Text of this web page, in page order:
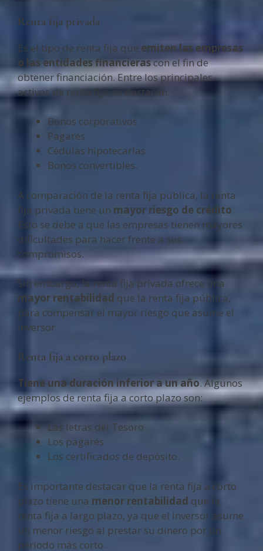
Renta fija privada
Es el tipo de renta fija que emiten las empresas
o las entidades financierascon el fin de
obtener financiación. Entre los principales
activos de renta fija, se destacan:
Bonos corporativos
Pagarés
Cédulas hipotecarias
Bonos convertibles.
A comparación de la renta fija pública, la renta
fija privada tiene un mayor riesgo de crédito.
Esto se debe a que las empresas tienen mayores
dificultades para hacer frente a sus
compromisos.
Sin embargo, la renta fija privada ofrece una
mayor rentabilidad que la renta fija pública,
para compensar el mayor riesgo que asume el
inversor.
Renta fija a corto plazo
Tiene una duración inferior a un año. Algunos
ejemplos de renta fija a corto plazo son:
Las letras del Tesoro
Los pagarés
Los certificados de depósito.
Es importante destacar que la renta fija a corto
plazo tiene una menor rentabilidad que la
renta fija a largo plazo, ya que el inversor asume
un menor riesgo al prestar su dinero por un
periodo más corto.